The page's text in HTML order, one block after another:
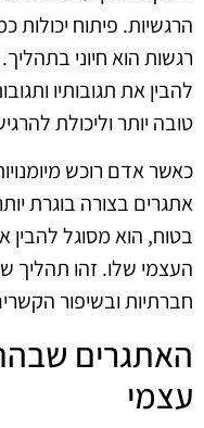
הרגשיות. פיתוח יכולות
רגשות הוא חיוני
להבין את תגובותיו
טובה יותר וליכולת
כאשר אדם רוכש
אתגרים בצורה בוגרת
בטוח, הוא מסוגל להבין
העצמי שלו. זהו תהליך
חברתיות ובשיפור
האתגרים
עצמי